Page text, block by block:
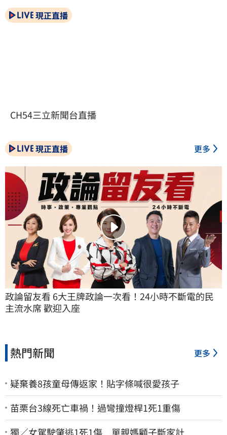
現正直播
CH54三立新聞台直播
現正直播 更多
政論留友看 6大王牌政論一次看！24小時不斷電的民
主流水席 歡迎入座
熱門新聞 更多
疑棄養8孩童母傳返家！貼字條喊很愛孩子
苗栗台3線死亡車禍！過彎撞燈桿1死1重傷
獨／女駕駛肇逃1死1傷 單親媽顧子斷家計